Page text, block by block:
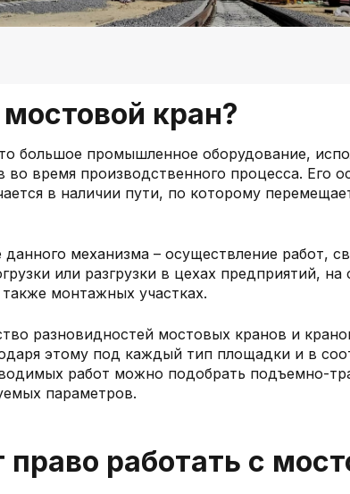
кран?
большое промышленное оборудование,
во время производственного процесса. Его
в наличии пути, по которому
данного механизма – осуществление работ,
или разгрузки в цехах предприятий, на
монтажных участках.
разновидностей мостовых кранов и
этому под каждый тип площадки и в
работ можно подобрать подъемно-
параметров.
право работать с